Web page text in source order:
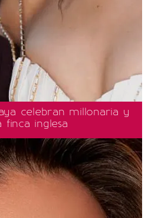
celebran millonaria y
inglesa